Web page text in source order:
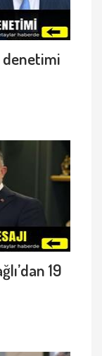
denetimi
19